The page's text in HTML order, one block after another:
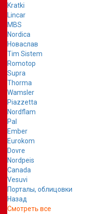
Kratki
Lincar
MBS
Nordica
Новаслав
Tim Sistem
Romotop
Supra
Thorma
Wamsler
Piazzetta
Nordflam
Pal
Ember
Eurokom
Dovre
Nordpeis
Canada
Vesuvi
Порталы, облицовки
Назад
Смотреть все